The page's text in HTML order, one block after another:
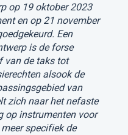
op 19 oktober 2023
en op 21 november
Een
is de forse
van de taks tot
alsook de
van
zich naar het nefaste
op instrumenten voor
specifiek de